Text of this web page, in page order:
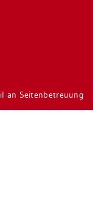
an Sei­ten­be­treu­ung